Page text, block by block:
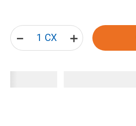
＋
－
vaso sanitario caixa acoplada